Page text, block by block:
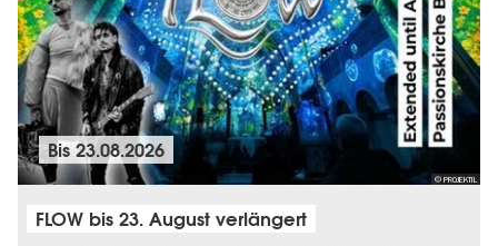
© PROJEKTIL
Bis23.08.2026
FLOW bis 23. August verlängert